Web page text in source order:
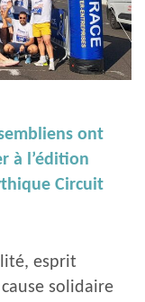
ont
à l’édition
Circuit
esprit
solidaire